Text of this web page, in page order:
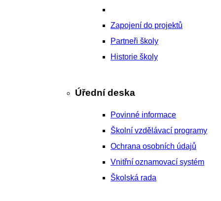
Zapojení do projektů
Partneři školy
Historie školy
Úřední deska
Povinné informace
Školní vzdělávací programy
Ochrana osobních údajů
Vnitřní oznamovací systém
Školská rada